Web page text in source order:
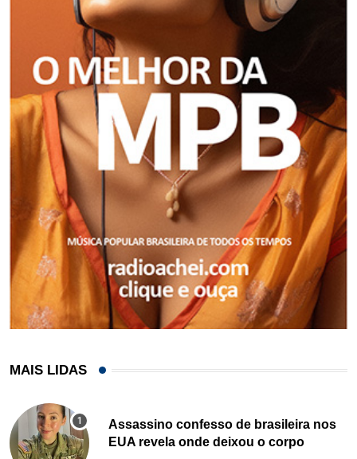
MAIS LIDAS
Assassino confesso de brasileira nos
EUA revela onde deixou o corpo